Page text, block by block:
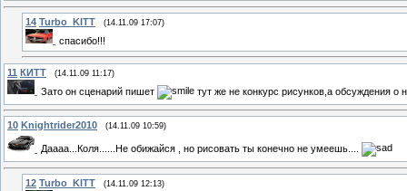
14 Turbo_KITT (14.11.09 17:07)
спасибо!!!
11 КИТТ (14.11.09 11:17)
Зато он сценарий пишет тут же не конкурс рисунков,а обсуждения о
10 Knightrider2010 (14.11.09 10:59)
Даааа...Коля......Не обижайся , но рисовать ты конечно не умеешь....
12 Turbo_KITT (14.11.09 12:13)